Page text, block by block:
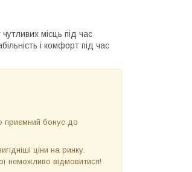
місць під час
і комфорт під час
приємний бонус до
ціни на ринку.
неможливо відмовитися!